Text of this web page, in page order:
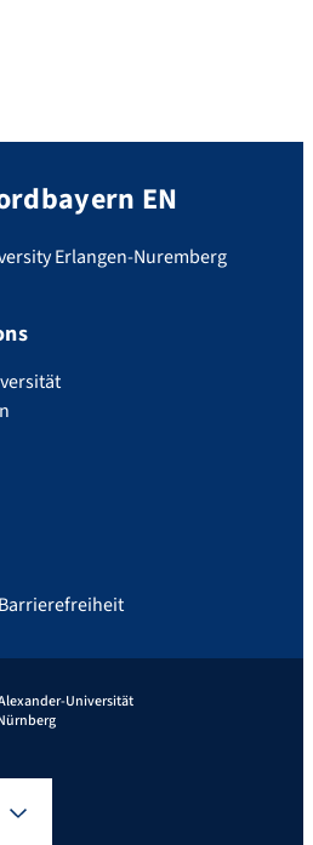
EN
Erlangen-Nuremberg
Barrierefreiheit
Universität